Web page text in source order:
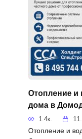
Отопление и
дома в
1.4к.
Отопление и